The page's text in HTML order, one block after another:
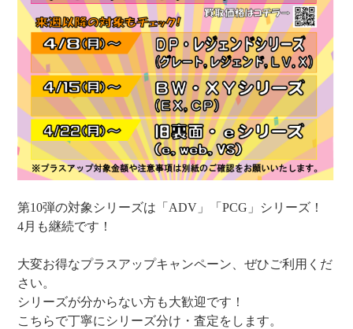
第10弾の対象シリーズは「ADV」「PCG」シリーズ！
4月も継続です！
大変お得なプラスアップキャンペーン、ぜひご利用くだ
さい。
シリーズが分からない方も大歓迎です！
こちらで丁寧にシリーズ分け・査定をします。